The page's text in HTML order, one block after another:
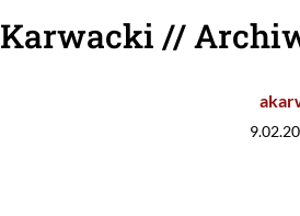
Karwacki //